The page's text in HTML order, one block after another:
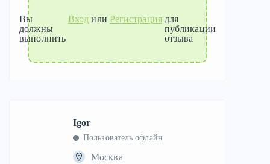
Вы
должны
выполнить
Вход или Регистрация для
публикации
отзыва
Igor
Пользователь офлайн
Москва